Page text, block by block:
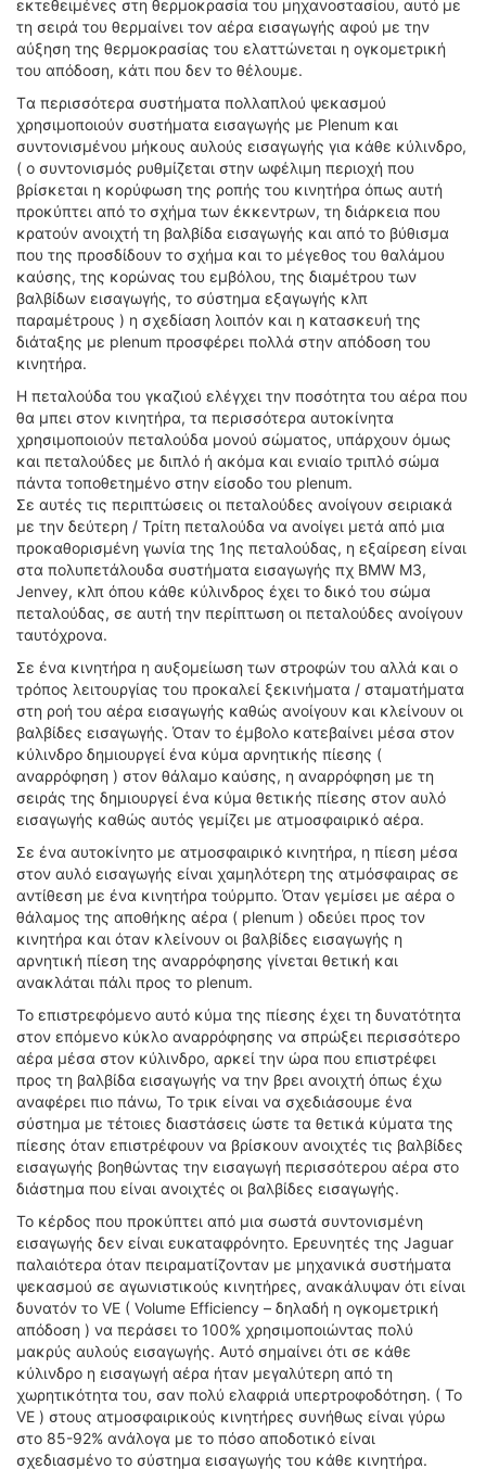
εκτεθειμένες στη θερμοκρασία του μηχανοστασίου, αυτό με
τη σειρά του θερμαίνει τον αέρα εισαγωγής αφού με την
αύξηση της θερμοκρασίας του ελαττώνεται η ογκομετρική
του απόδοση, κάτι που δεν το θέλουμε.
Tα περισσότερα συστήματα πολλαπλού ψεκασμού
χρησιμοποιούν συστήματα εισαγωγής με Plenum και
συντονισμένου μήκους αυλούς εισαγωγής για κάθε κύλινδρο,
( ο συντονισμός ρυθμίζεται στην ωφέλιμη περιοχή που
βρίσκεται η κορύφωση της ροπής του κινητήρα όπως αυτή
προκύπτει από το σχήμα των έκκεντρων, τη διάρκεια που
κρατούν ανοιχτή τη βαλβίδα εισαγωγής και από το βύθισμα
που της προσδίδουν το σχήμα και το μέγεθος του θαλάμου
καύσης, της κορώνας του εμβόλου, της διαμέτρου των
βαλβίδων εισαγωγής, το σύστημα εξαγωγής κλπ
παραμέτρους ) η σχεδίαση λοιπόν και η κατασκευή της
διάταξης με plenum προσφέρει πολλά στην απόδοση του
κινητήρα.
Η πεταλούδα του γκαζιού ελέγχει την ποσότητα του αέρα που
θα μπει στον κινητήρα, τα περισσότερα αυτοκίνητα
χρησιμοποιούν πεταλούδα μονού σώματος, υπάρχουν όμως
και πεταλούδες με διπλό ή ακόμα και ενιαίο τριπλό σώμα
πάντα τοποθετημένο στην είσοδο του plenum.
Σε αυτές τις περιπτώσεις οι πεταλούδες ανοίγουν σειριακά
με την δεύτερη / Τρίτη πεταλούδα να ανοίγει μετά από μια
προκαθορισμένη γωνία της 1ης πεταλούδας, η εξαίρεση είναι
στα πολυπετάλουδα συστήματα εισαγωγής πχ BMW M3,
Jenvey, κλπ όπου κάθε κύλινδρος έχει το δικό του σώμα
πεταλούδας, σε αυτή την περίπτωση οι πεταλούδες ανοίγουν
ταυτόχρονα.
Σε ένα κινητήρα η αυξομείωση των στροφών του αλλά και ο
τρόπος λειτουργίας του προκαλεί ξεκινήματα / σταματήματα
στη ροή του αέρα εισαγωγής καθώς ανοίγουν και κλείνουν οι
βαλβίδες εισαγωγής. Όταν το έμβολο κατεβαίνει μέσα στον
κύλινδρο δημιουργεί ένα κύμα αρνητικής πίεσης (
αναρρόφηση ) στον θάλαμο καύσης, η αναρρόφηση με τη
σειράς της δημιουργεί ένα κύμα θετικής πίεσης στον αυλό
εισαγωγής καθώς αυτός γεμίζει με ατμοσφαιρικό αέρα.
Σε ένα αυτοκίνητο με ατμοσφαιρικό κινητήρα, η πίεση μέσα
στον αυλό εισαγωγής είναι χαμηλότερη της ατμόσφαιρας σε
αντίθεση με ένα κινητήρα τούρμπο. Όταν γεμίσει με αέρα ο
θάλαμος της αποθήκης αέρα ( plenum ) οδεύει προς τον
κινητήρα και όταν κλείνουν οι βαλβίδες εισαγωγής η
αρνητική πίεση της αναρρόφησης γίνεται θετική και
ανακλάται πάλι προς το plenum.
Το επιστρεφόμενο αυτό κύμα της πίεσης έχει τη δυνατότητα
στον επόμενο κύκλο αναρρόφησης να σπρώξει περισσότερο
αέρα μέσα στον κύλινδρο, αρκεί την ώρα που επιστρέφει
προς τη βαλβίδα εισαγωγής να την βρει ανοιχτή όπως έχω
αναφέρει πιο πάνω, Το τρικ είναι να σχεδιάσουμε ένα
σύστημα με τέτοιες διαστάσεις ώστε τα θετικά κύματα της
πίεσης όταν επιστρέφουν να βρίσκουν ανοιχτές τις βαλβίδες
εισαγωγής βοηθώντας την εισαγωγή περισσότερου αέρα στο
διάστημα που είναι ανοιχτές οι βαλβίδες εισαγωγής.
Το κέρδος που προκύπτει από μια σωστά συντονισμένη
εισαγωγής δεν είναι ευκαταφρόνητο. Ερευνητές της Jaguar
παλαιότερα όταν πειραματίζονταν με μηχανικά συστήματα
ψεκασμού σε αγωνιστικούς κινητήρες, ανακάλυψαν ότι είναι
δυνατόν το VE ( Volume Efficiency – δηλαδή η ογκομετρική
απόδοση ) να περάσει το 100% χρησιμοποιώντας πολύ
μακρύς αυλούς εισαγωγής. Αυτό σημαίνει ότι σε κάθε
κύλινδρο η εισαγωγή αέρα ήταν μεγαλύτερη από τη
χωρητικότητα του, σαν πολύ ελαφριά υπερτροφοδότηση. ( Το
VE ) στους ατμοσφαιρικούς κινητήρες συνήθως είναι γύρω
στο 85-92% ανάλογα με το πόσο αποδοτικό είναι
σχεδιασμένο το σύστημα εισαγωγής του κάθε κινητήρα.